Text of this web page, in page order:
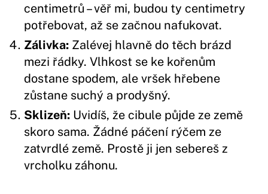
centimetrů – věř mi, budou ty centimetry
potřebovat, až se začnou nafukovat.
Zálivka: Zalévej hlavně do těch brázd
mezi řádky. Vlhkost se ke kořenům
dostane spodem, ale vršek hřebene
zůstane suchý a prodyšný.
Sklizeň: Uvidíš, že cibule půjde ze země
skoro sama. Žádné páčení rýčem ze
zatvrdlé země. Prostě ji jen sebereš z
vrcholku záhonu.